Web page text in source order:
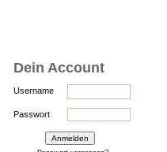
Dein Account
Username
Passwort